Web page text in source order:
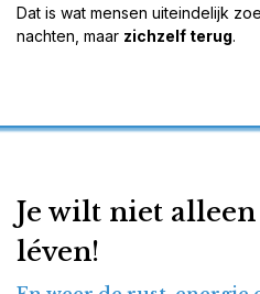
Dat is wat mensen uiteindelijk
nachten, maar zichzelf terug.
Je wilt niet alleen
léven!